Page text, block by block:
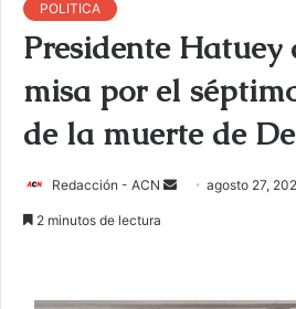
POLITICA
Presidente Hatuey
misa por el
de la muerte de
Redacción - ACN agosto 27,
2 minutos de lectura